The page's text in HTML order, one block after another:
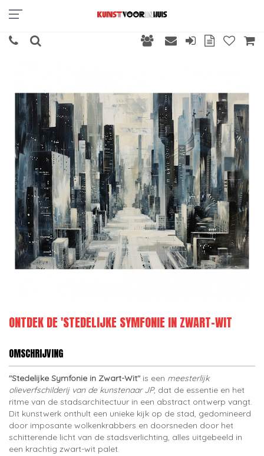
ONTDEK DE 'STEDELIJKE SYMFONIE IN ZWART-WIT
OMSCHRIJVING
"Stedelijke Symfonie in Zwart-Wit" is een meesterlijk
olieverfschilderij van de kunstenaar JP, dat de essentie en het
ritme van de stadsarchitectuur in een abstract ontwerp vangt.
Dit kunstwerk onthult een unieke kijk op de stad, gedomineerd
door imposante wolkenkrabbers en doorsneden door het
schitterende licht van de stadsverlichting, alles uitgebeeld in
een krachtig zwart-wit palet.